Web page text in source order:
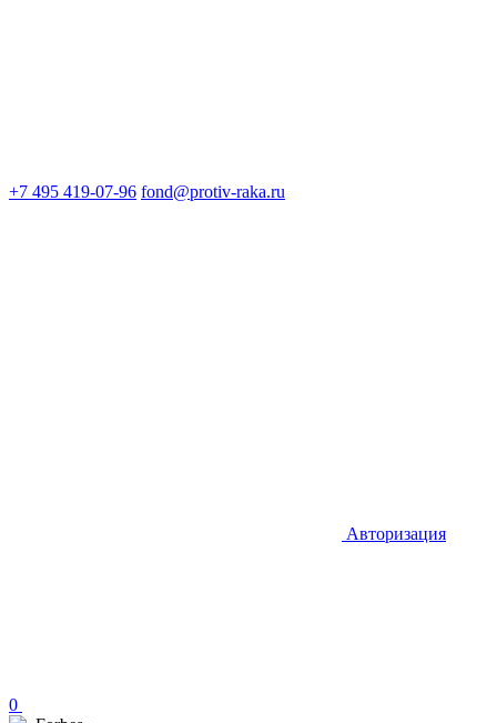
+7 495 419-07-96 fond@protiv-raka.ru
Авторизация
0